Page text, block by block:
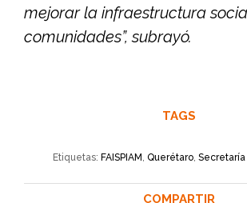
mejorar la infraestructura
comunidades”, subrayó.
TAGS
Etiquetas: FAISPIAM , Querétaro,
COMPARTIR